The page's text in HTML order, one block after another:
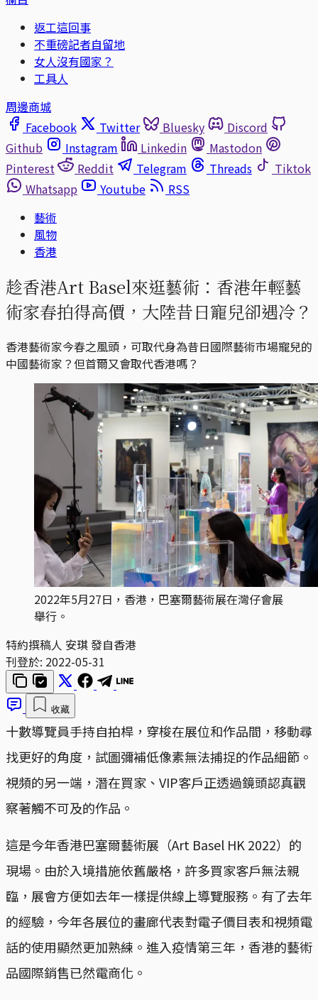
返工這回事
不重磅記者自留地
女人沒有國家？
工具人
周邊商城
Facebook
Twitter Bluesky
Discord
Github
Instagram Linkedin
Mastodon
Pinterest
Reddit Telegram Threads
Tiktok
Whatsapp
Youtube
RSS
藝術
風物
香港
趁香港Art Basel來逛藝術：香港年輕藝
術家春拍得高價，大陸昔日寵兒卻遇冷？
香港藝術家今春之風頭，可取代身為昔日國際藝術市場寵兒的
中國藝術家？但首爾又會取代香港嗎？
2022年5月27日，香港，巴塞爾藝術展在灣仔會展
舉行。
特約撰稿人 安琪 發自香港
刊登於: 2022-05-31
收藏
十數導覽員手持自拍桿，穿梭在展位和作品間，移動尋
找更好的角度，試圖彌補低像素無法捕捉的作品細節。
視頻的另一端，潛在買家、VIP客戶正透過鏡頭認真觀
察著觸不可及的作品。
這是今年香港巴塞爾藝術展（Art Basel HK 2022）的
現場。由於入境措施依舊嚴格，許多買家客戶無法親
臨，展會方便如去年一樣提供線上導覽服務。有了去年
的經驗，今年各展位的畫廊代表對電子價目表和視頻電
話的使用顯然更加熟練。進入疫情第三年，香港的藝術
品國際銷售已然電商化。